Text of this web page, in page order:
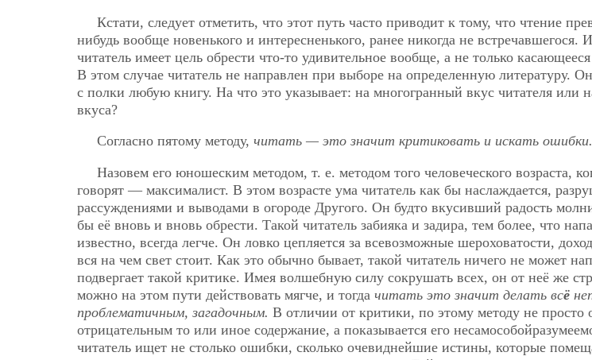
Кстати, следует отметить, что этот путь часто приводит к тому, что чтение
нибудь вообще новенького и интересненького, ранее никогда не встречавшегося.
читатель имеет цель обрести что-то удивительное вообще, а не только
В этом случае читатель не направлен при выборе на определенную литературу.
с полки любую книгу. На что это указывает: на многогранный вкус читателя или
вкуса?
Согласно пятому методу, читать — это значит критиковать и искать ошибки.
Назовем его юношеским методом, т. е. методом того человеческого возраста,
говорят — максималист. В этом возрасте ума читатель как бы наслаждается,
рассуждениями и выводами в огороде Другого. Он будто вкусивший радость
бы её вновь и вновь обрести. Такой читатель забияка и задира, тем более, что
известно, всегда легче. Он ловко цепляется за всевозможные шероховатости,
вся на чем свет стоит. Как это обычно бывает, такой читатель ничего не может
подвергает такой критике. Имея волшебную силу сокрушать всех, он от неё же
можно на этом пути действовать мягче, и тогда читать это значит делать всё
проблематичным, загадочным. В отличии от критики, по этому методу не просто
отрицательным то или иное содержание, а показывается его
читатель ищет не столько ошибки, сколько очевиднейшие истины, которые